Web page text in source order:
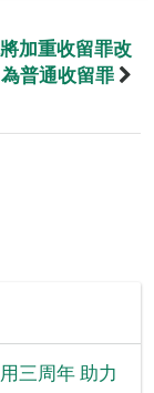
加重收留罪改
為普通收留罪
三周年 助力